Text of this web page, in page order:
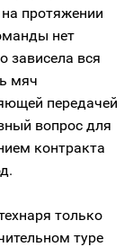
протяжении
нет
зависела вся
мяч
передачей
вопрос для
контракта
только
туре